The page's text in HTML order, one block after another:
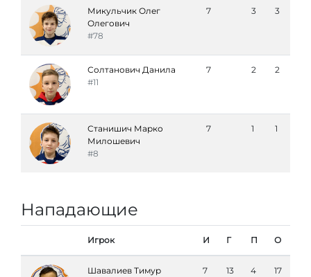
Микульчик Олег
Олегович
#78
7 3 3
Солтанович Данила
#11
7 2 2
Станишич Марко
Милошевич
#8
7 1 1
Нападающие
Игрок И Г П О
Шавалиев Тимур
7 13 4 17